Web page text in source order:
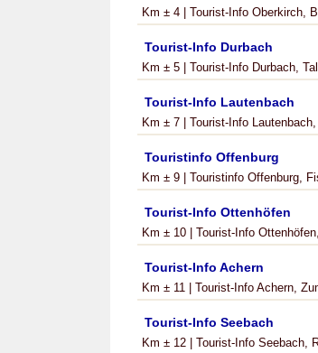
Km ± 4 | Tourist-Info Oberkirch,
Tourist-Info Durbach
Km ± 5 | Tourist-Info Durbach,
Tourist-Info Lautenbach
Km ± 7 | Tourist-Info
Touristinfo Offenburg
Km ± 9 | Touristinfo Offenburg,
Tourist-Info Ottenhöfen
Km ± 10 | Tourist-Info
Tourist-Info Achern
Km ± 11 | Tourist-Info Achern,
Tourist-Info Seebach
Km ± 12 | Tourist-Info Seebach,